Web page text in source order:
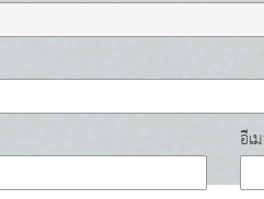
อีเ